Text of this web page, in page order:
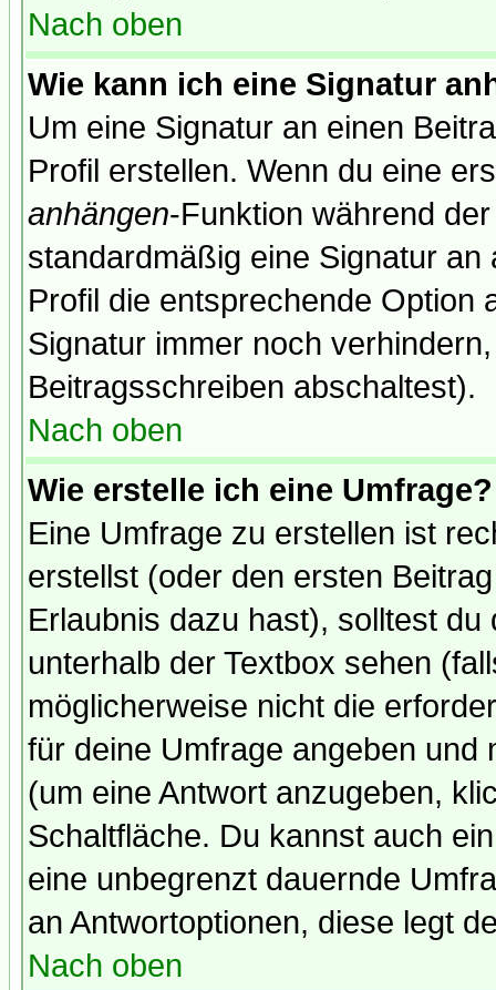
Nach oben
Wie kann ich eine Signatur
Um eine Signatur an einen
Profil erstellen. Wenn du eine
anhängen-Funktion während
standardmäßig eine Signatur
Profil die entsprechende Option
Signatur immer noch
Beitragsschreiben abschaltest).
Nach oben
Wie erstelle ich eine Umfrage?
Eine Umfrage zu erstellen ist
erstellst (oder den ersten
Erlaubnis dazu hast), solltest
unterhalb der Textbox sehen
möglicherweise nicht die
für deine Umfrage angeben und
(um eine Antwort anzugeben,
Schaltfläche. Du kannst auch
eine unbegrenzt dauernde
an Antwortoptionen, diese legt
Nach oben